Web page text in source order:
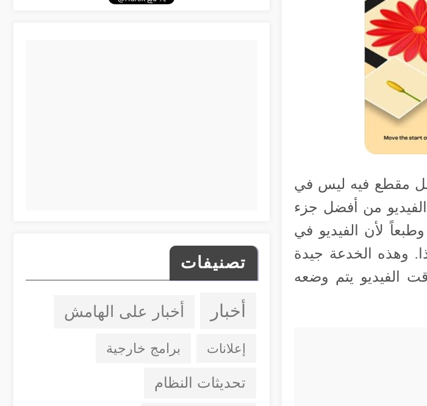
مقطع فيه ليس في
من أفضل جزء
لأن الفيديو في
وهذه الخدعة جيدة
الفيديو يتم وضعه
تصنيفات
أخبار أخبار على الهامش
إعلانات برامج خارجية
تحديثات النظام